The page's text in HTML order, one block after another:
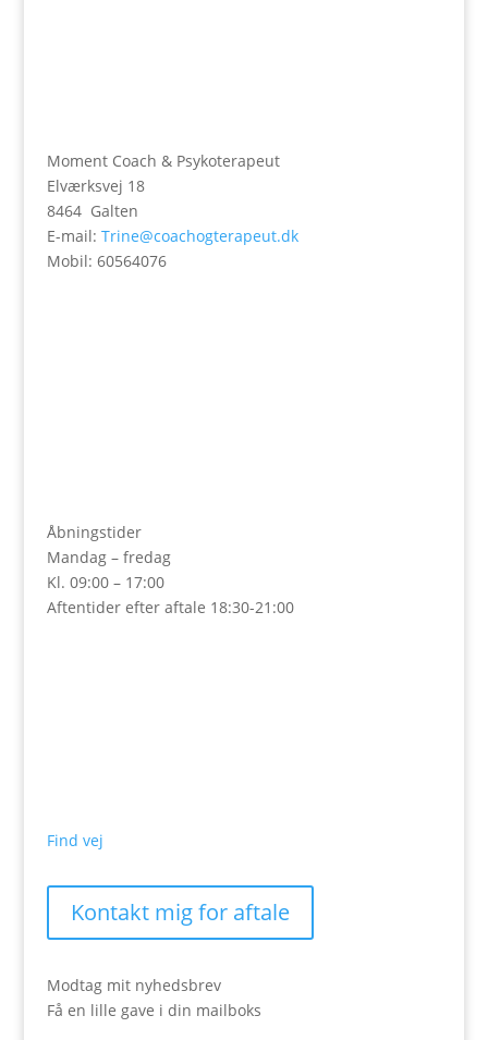
Moment Coach & Psykoterapeut
Elværksvej 18
8464 Galten
E-mail: Trine@coachogterapeut.dk
Mobil: 60564076
Åbningstider
Mandag – fredag
Kl. 09:00 – 17:00
Aftentider efter aftale 18:30-21:00
Find vej
Kontakt mig for aftale
Modtag mit nyhedsbrev
Få en lille gave i din mailboks